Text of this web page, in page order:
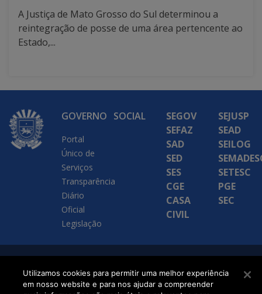
A Justiça de Mato Grosso do Sul determinou a
reintegração de posse de uma área pertencente ao
Estado,...
GOVERNO
Portal
Único de
Serviços
Transparência
Diário
Oficial
Legislação
SOCIAL
SEGOV
SEFAZ
SAD
SED
SES
CGE
CASA
CIVIL
SEJUSP
SEAD
SEILOG
SETESC
PGE
SEC
SETDIG | Secretaria-
Executiva de
Utilizamos cookies para permitir uma melhor experiência
em nosso website e para nos ajudar a compreender